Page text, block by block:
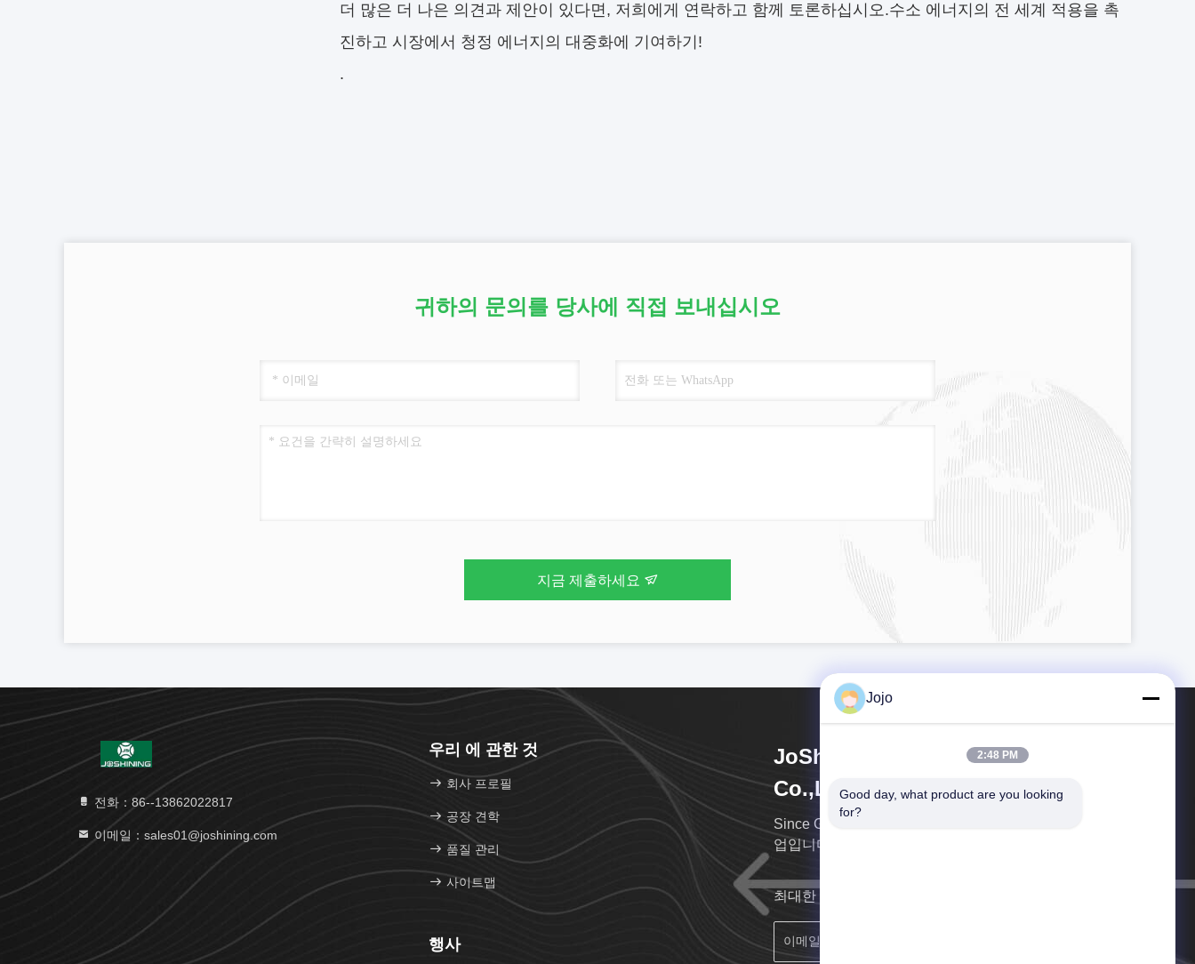
더 많은 더 나은 의견과 제안이 있다면, 저희에게 연락하고 함께 토론하십시오.수소 에너지의 전 세계 적용을 촉
진하고 시장에서 청정 에너지의 대중화에 기여하기!
.
귀하의 문의를 당사에 직접 보내십시오
지금 제출하세요
전화：86--13862022817
이메일：sales01@joshining.com
우리 에 관한 것
회사 프로필
공장 견학
품질 관리
사이트맵
행사
JoShining Energy & Technology
Co.,Ltd
Since Gas는 가스 장비 산업의 선도적인 글로벌 통합 기
업입니다.
최대한 빨리 연락할게요
Jojo
2:48 PM
Good day, what product are you looking
for?